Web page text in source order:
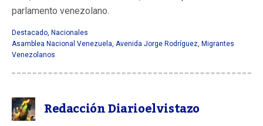
parlamento venezolano.
Destacado, Nacionales
Asamblea Nacional Venezuela, Avenida Jorge Rodríguez, Migrantes
Venezolanos
Redacción Diarioelvistazo